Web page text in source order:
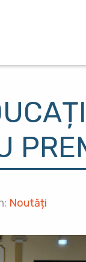
Noutăți